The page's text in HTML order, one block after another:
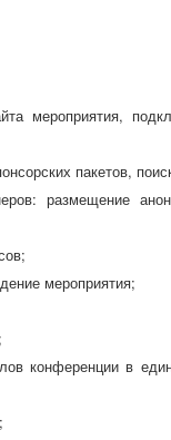
мероприятия,
пакетов,
размещение
мероприятия;
конференции в